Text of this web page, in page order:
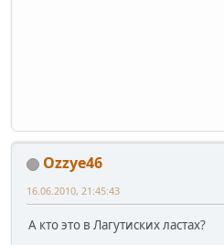
Ozzye46
16.06.2010, 21:45:43
А кто это в Лагутиских ластах?